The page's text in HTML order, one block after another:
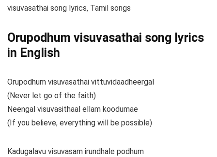
visuvasathai song lyrics, Tamil songs
Orupodhum visuvasathai song lyrics
in English
Orupodhum visuvasathai vittuvidaadheergal
(Never let go of the faith)
Neengal visuvasithaal ellam koodumae
(If you believe, everything will be possible)
Kadugalavu visuvasam irundhale podhum